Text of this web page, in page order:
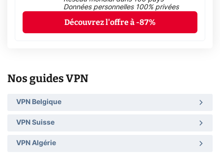
Données personnelles 100% privées
Découvrez l'offre à -87%
Nos guides VPN
VPN Belgique
VPN Suisse
VPN Algérie